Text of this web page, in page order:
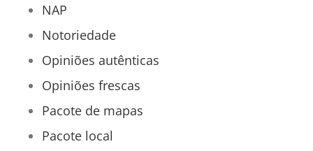
NAP
Notoriedade
Opiniões autênticas
Opiniões frescas
Pacote de mapas
Pacote local